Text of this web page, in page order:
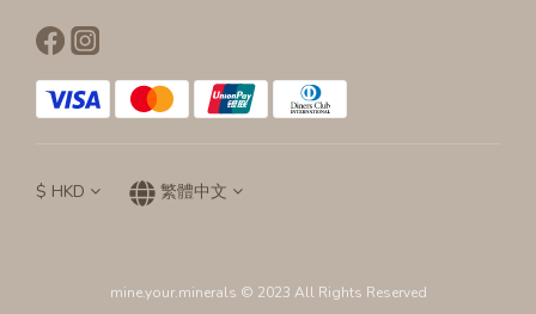
$ HKD 繁體中文
mine.your.minerals © 2023 All Rights Reserved